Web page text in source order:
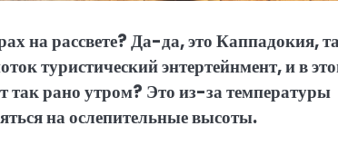
на рассвете? Да-да, это Каппадокия,
туристический энтертейнмент, и в
так рано утром? Это из-за температуры
на ослепительные высоты.